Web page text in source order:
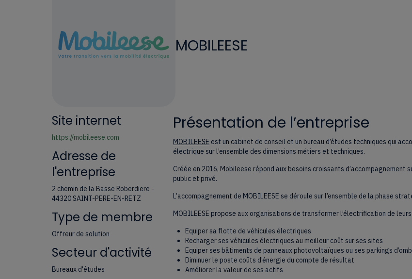
MOBILEESE
Site internet
https://mobileese.com
Adresse de
l'entreprise
2 chemin de la Basse Roberdiere -
44320 SAINT-PERE-EN-RETZ
Type de membre
Offreur de solution
Secteur d'activité
Bureaux d'études
Présentation de l’entreprise
MOBILEESE est un cabinet de conseil et un bureau d’études techniques qui
électrique sur l’ensemble des dimensions métiers et techniques.
Créée en 2016, Mobileese répond aux besoins croissants
public et privé.
L’accompagnement de MOBILEESE se déroule sur l’ensemble de la phase
MOBILEESE propose aux organisations de transformer l’électrification de
Equiper sa flotte de véhicules électriques
Recharger ses véhicules électriques au meilleur coût sur ses sites
Equiper ses bâtiments de panneaux photovoltaïques ou ses parkings
Diminuer le poste coûts d’énergie du compte de résultat
Améliorer la valeur de ses actifs